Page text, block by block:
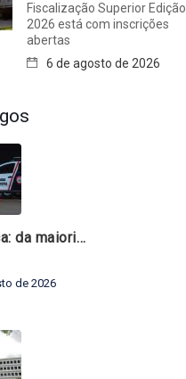
Fiscalização Superior Edição
2026 está com inscrições
abertas
6 de agosto de 2026
à maturidade
de 2026